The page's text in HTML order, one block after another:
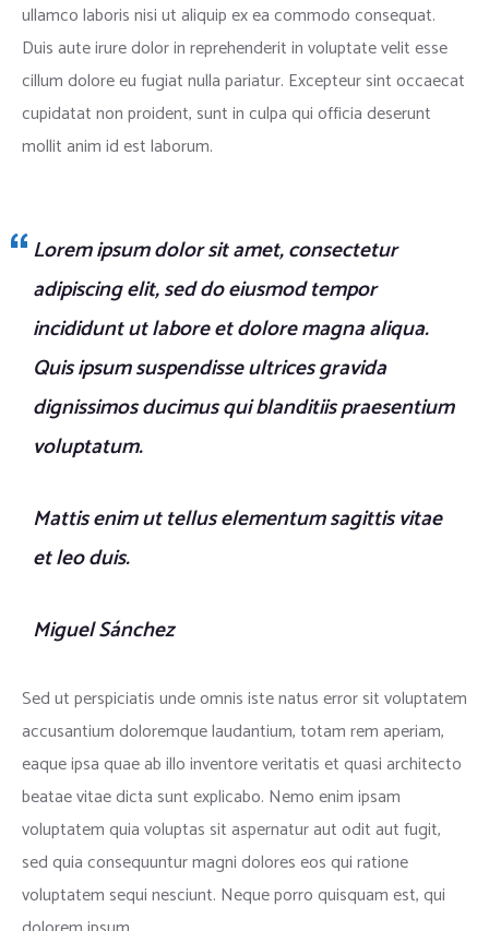
ullamco laboris nisi ut aliquip ex ea commodo consequat.
Duis aute irure dolor in reprehenderit in voluptate velit esse
cillum dolore eu fugiat nulla pariatur. Excepteur sint occaecat
cupidatat non proident, sunt in culpa qui officia deserunt
mollit anim id est laborum.
Lorem ipsum dolor sit amet, consectetur
adipiscing elit, sed do eiusmod tempor
incididunt ut labore et dolore magna aliqua.
Quis ipsum suspendisse ultrices gravida
dignissimos ducimus qui blanditiis praesentium
voluptatum.
Mattis enim ut tellus elementum sagittis vitae
et leo duis.
Miguel Sánchez
Sed ut perspiciatis unde omnis iste natus error sit voluptatem
accusantium doloremque laudantium, totam rem aperiam,
eaque ipsa quae ab illo inventore veritatis et quasi architecto
beatae vitae dicta sunt explicabo. Nemo enim ipsam
voluptatem quia voluptas sit aspernatur aut odit aut fugit,
sed quia consequuntur magni dolores eos qui ratione
voluptatem sequi nesciunt. Neque porro quisquam est, qui